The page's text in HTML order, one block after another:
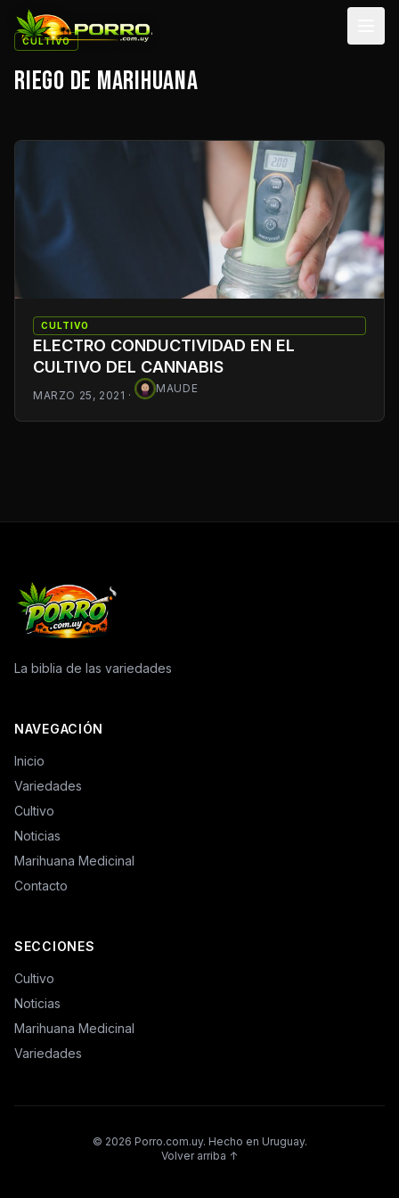
CULTIVO
RIEGO DE MARIHUANA
CULTIVO
ELECTRO CONDUCTIVIDAD EN EL
CULTIVO DEL CANNABIS
MARZO 25, 2021 ·
MAUDE
La biblia de las variedades
NAVEGACIÓN
Inicio
Variedades
Cultivo
Noticias
Marihuana Medicinal
Contacto
SECCIONES
Cultivo
Noticias
Marihuana Medicinal
Variedades
© 2026 Porro.com.uy. Hecho en Uruguay.
Volver arriba ↑